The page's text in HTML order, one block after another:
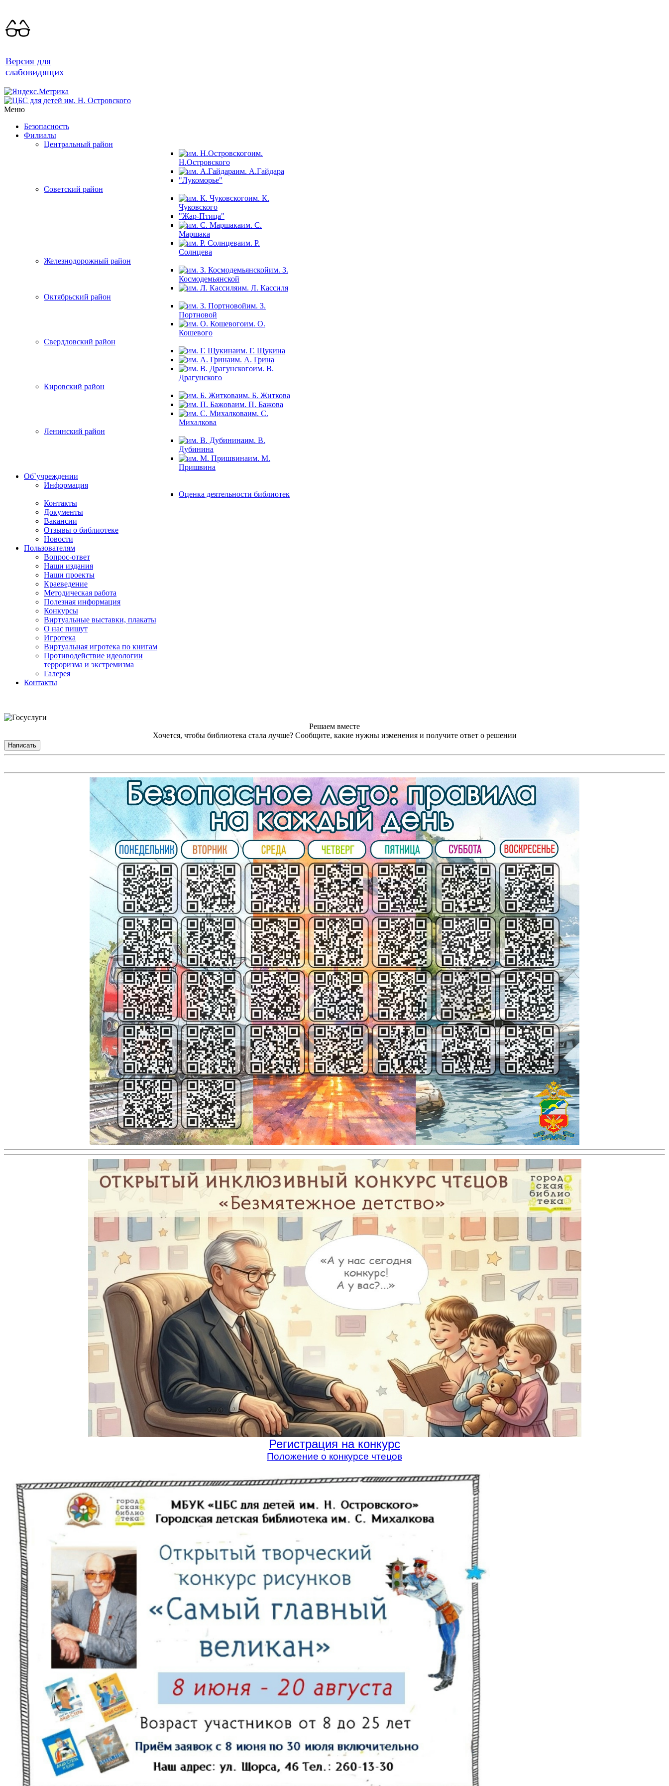
Версия для
слабовидящих
Меню
Безопасность
Филиалы
Центральный район
им.
Н.Островского
им. А.Гайдара
"Лукоморье"
Советский район
им. К.
Чуковского
"Жар-Птица"
им. С.
Маршака
им. Р.
Солнцева
Железнодорожный район
им. З.
Космодемьянской
им. Л. Кассиля
Октябрьский район
им. З.
Портновой
им. О.
Кошевого
Свердловский район
им. Г. Щукина
им. А. Грина
им. В.
Драгунского
Кировский район
им. Б. Житкова
им. П. Бажова
им. С.
Михалкова
Ленинский район
им. В.
Дубинина
им. М.
Пришвина
Об`учреждении
Информация
Оценка деятельности библиотек
Контакты
Документы
Вакансии
Отзывы о библиотеке
Новости
Пользователям
Вопрос-ответ
Наши издания
Наши проекты
Краеведение
Методическая работа
Полезная информация
Конкурсы
Виртуальные выставки, плакаты
О нас пишут
Игротека
Виртуальная игротека по книгам
Противодействие идеологии
терроризма и экстремизма
Галерея
Контакты
Решаем вместе
Хочется, чтобы библиотека стала лучше? Сообщите, какие нужны изменения и получите ответ о решении
Написать
Регистрация на конкурс
Положение о конкурсе чтецов